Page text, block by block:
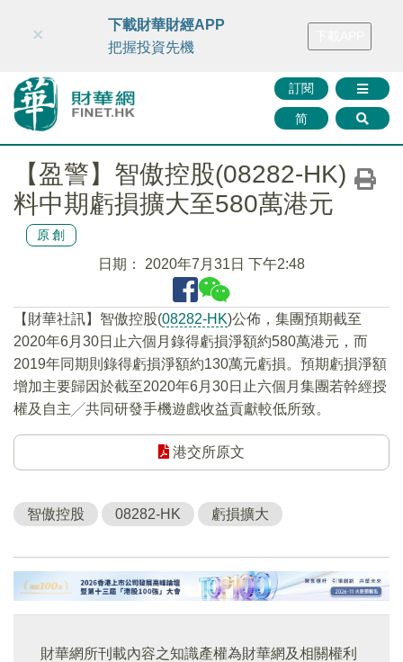
財華智庫網 FINTV FINMETA 財華證券 媒體矩陣
訂閱
简
×
下載財華財經APP
把握投資先機
【盈警】智傲控股(08282-HK)
料中期虧損擴大至580萬港元
原創
日期： 2020年7月31日 下午2:48
【財華社訊】智傲控股(08282-HK)公佈，集團預期截至
2020年6月30日止六個月錄得虧損淨額約580萬港元，而
2019年同期則錄得虧損淨額約130萬元虧損。預期虧損淨額
增加主要歸因於截至2020年6月30日止六個月集團若幹經授
權及自主╱共同研發手機遊戲收益貢獻較低所致。
港交所原文
智傲控股 08282-HK 虧損擴大
財華網所刊載內容之知識產權為財華網及相關權利